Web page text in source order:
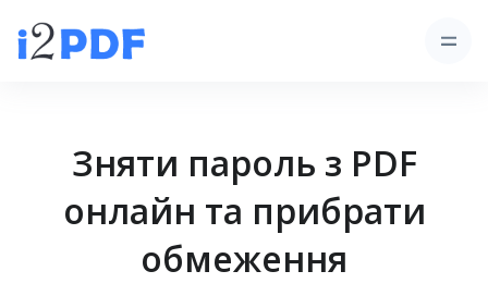
Зняти пароль з PDF
онлайн та прибрати
обмеження